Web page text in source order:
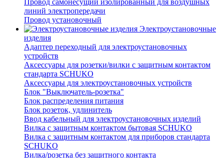
Провод самонесущий изолированный для воздушных
линий электропередачи
Провод установочный
Электроустановочные
изделия
Адаптер переходный для электроустановочных
устройств
Аксессуары для розетки/вилки с защитным контактом
стандарта SCHUKO
Аксессуары для электроустановочных устройств
Блок "Выключатель-розетка"
Блок распределения питания
Блок розеток, удлинитель
Ввод кабельный для электроустановочных изделий
Вилка с защитным контактом бытовая SCHUKO
Вилка с защитным контактом для приборов стандарта
SCHUKO
Вилка/розетка без защитного контакта